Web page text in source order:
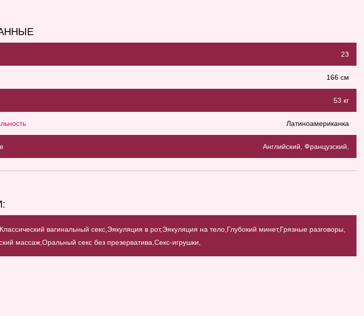
23
166 см
53 кг
Латиноамериканка
Английский, Французский,
Классический вагинальный секс, Эякуляция в рот,Эякуляция на тело, Глубокий минет,Грязные разговоры,
массаж, Оральный секс без презерватива, Секс-игрушки,